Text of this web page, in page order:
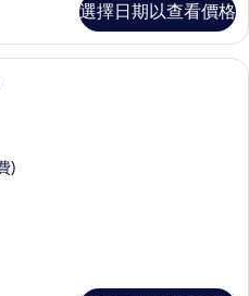
選擇日期以查看價格
標準開放式客房, 陽台 (Chalet) | 低過
)